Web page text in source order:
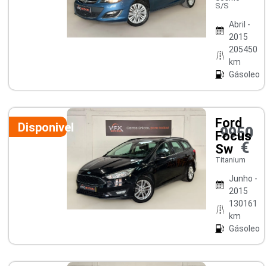
S/S
Abril -
2015
205450
km
Gásoleo
Disponivel
Ford
Focus
Sw
Titanium
Junho -
2015
130161
km
Gásoleo
9950
€